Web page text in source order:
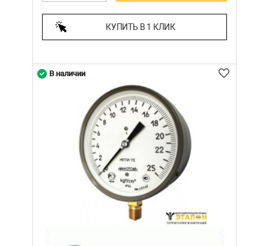
КУПИТЬ В 1 КЛИК
В наличии